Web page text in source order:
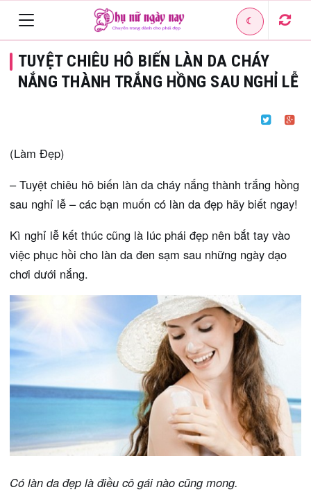
navigation
☾
TUYỆT CHIÊU HÔ BIẾN LÀN DA CHÁY
NẮNG THÀNH TRẮNG HỒNG SAU NGHỈ LỄ
(Làm Đẹp)
– Tuyệt chiêu hô biến làn da cháy nắng thành trắng hồng
sau nghỉ lễ – các bạn muốn có làn da đẹp hãy biết ngay!
Kì nghỉ lễ kết thúc cũng là lúc phái đẹp nên bắt tay vào
việc phục hồi cho làn da đen sạm sau những ngày dạo
chơi dưới nắng.
Có làn da đẹp là điều cô gái nào cũng mong.